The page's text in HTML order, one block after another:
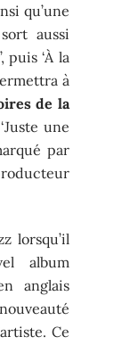
qu’une
aussi
puis ‘À la
à
de la
une
par
lorsqu’il
album
anglais
Ce